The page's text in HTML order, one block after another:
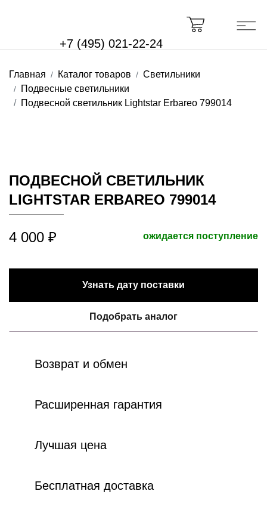
+7 (495) 021-22-24
Главная Каталог товаров
Светильники
Подвесные светильники
Подвесной светильник Lightstar Erbareo 799014
ПОДВЕСНОЙ СВЕТИЛЬНИК
LIGHTSTAR ERBAREO 799014
4 000 ₽ ожидается поступление
Узнать дату поставки
Подобрать аналог
Возврат и обмен
Расширенная гарантия
Лучшая цена
Бесплатная доставка